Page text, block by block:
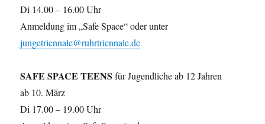
Di 14.00 – 16.00 Uhr
Anmeldung im „Safe Space“ oder unter
jungetriennale@ruhrtriennale.de
SAFE SPACE TEENSfür Jugendliche ab 12 Jahren
ab 10. März
Di 17.00 – 19.00 Uhr